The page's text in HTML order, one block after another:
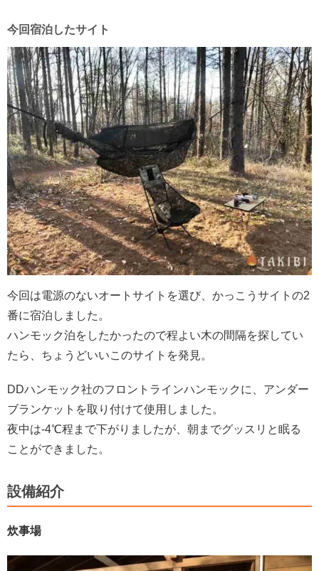
今回宿泊したサイト
今回は電源のないオートサイトを選び、かっこうサイトの2
番に宿泊しました。
ハンモック泊をしたかったので程よい木の間隔を探してい
たら、ちょうどいいこのサイトを発見。
DDハンモック社のフロントラインハンモックに、アンダー
ブランケットを取り付けて使用しました。
夜中は-4℃程まで下がりましたが、朝までグッスリと眠る
ことができました。
設備紹介
炊事場